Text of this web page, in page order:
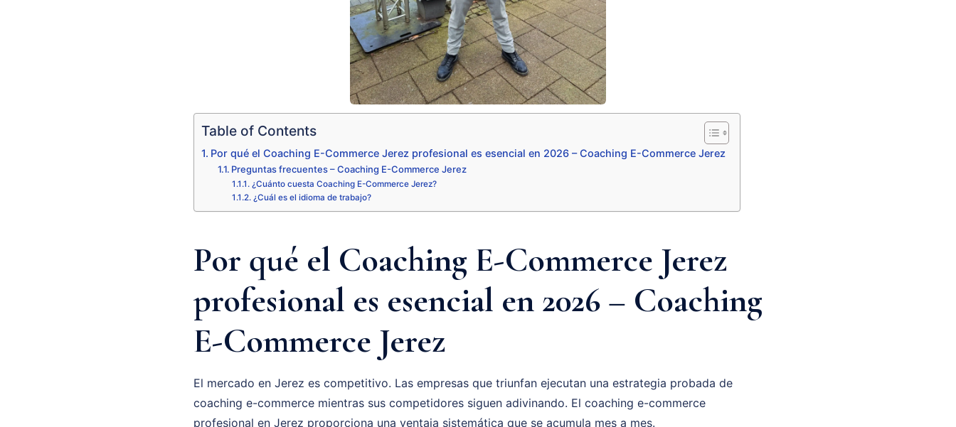
Table of Contents
Por qué el Coaching E-Commerce Jerez profesional es esencial en 2026 – Coaching E-Commerce Jerez
Preguntas frecuentes – Coaching E-Commerce Jerez
¿Cuánto cuesta Coaching E-Commerce Jerez?
¿Cuál es el idioma de trabajo?
Por qué el Coaching E-Commerce Jerez
profesional es esencial en 2026 – Coaching
E-Commerce Jerez
El mercado en Jerez es competitivo. Las empresas que triunfan ejecutan una estrategia probada de
coaching e-commerce mientras sus competidores siguen adivinando. El coaching e-commerce
profesional en Jerez proporciona una ventaja sistemática que se acumula mes a mes.